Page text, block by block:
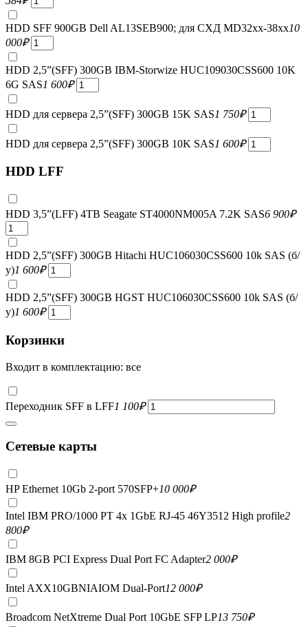
HDD SFF 900GB Dell AL13SEB900; для СХД MD32xx-38xx10
000₽
HDD 2,5”(SFF) 300GB IBM-Storwize HUC109030CSS600 10K
6G SAS1 600₽
HDD для сервера 2,5”(SFF) 300GB 15K SAS1 750₽
HDD для сервера 2,5”(SFF) 300GB 10K SAS1 600₽
HDD LFF
HDD 3,5”(LFF) 4TB Seagate ST4000NM005A 7.2K SAS6 900₽
HDD 2,5”(SFF) 300GB Hitachi HUC106030CSS600 10k SAS (б/
у)1 600₽
HDD 2,5”(SFF) 300GB HGST HUC106030CSS600 10k SAS (б/
у)1 600₽
Корзинки
Входит в комплектацию: все
Переходник SFF в LFF1 100₽
Сетевые карты
HP Ethernet 10Gb 2-port 570SFP+10 000₽
Intel IBM PRO/1000 PT 4x 1GbE RJ-45 46Y3512 High profile2
800₽
IBM 8GB PCI Express Dual Port FC Adapter2 000₽
Intel AXX10GBNIAIOM Dual-Port12 000₽
Broadcom NetXtreme Dual Port 10GbE SFP LP13 750₽